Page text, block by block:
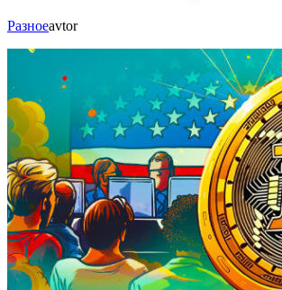
Разноеavtor